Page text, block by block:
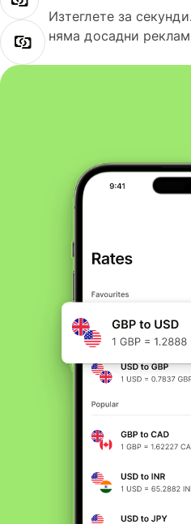
Изтеглете за
няма досадни